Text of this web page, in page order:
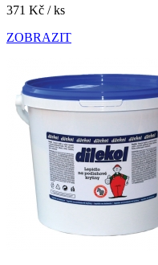
371 Kč / ks
ZOBRAZIT